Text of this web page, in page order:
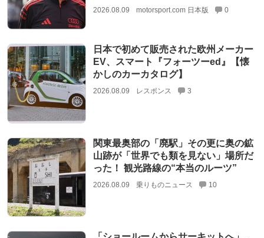
2026.08.09 motorsport.com 日本版 0
日本で初めて販売された欧州メーカー
EV、スマート『フォーツーed』【懐
かしのカーカタログ】
2026.08.09 レスポンス 3
関東最奥部の「廃駅」その更に奥の鉱
山跡が「世界でも類を見ない」場所だ
った！ 観光路線の“本当のルーツ”
2026.08.09 乗りものニュース 10